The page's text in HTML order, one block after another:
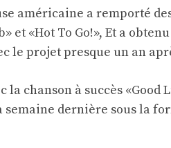
américaine a remporté
et «Hot To Go!», Et a
le projet presque un an
la chanson à succès «Good
dernière sous la